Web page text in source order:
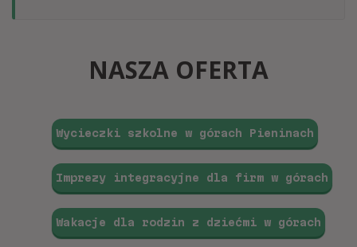
NASZA OFERTA
Wycieczki szkolne w górach Pieninach
Imprezy integracyjne dla firm w górach
Wakacje dla rodzin z dziećmi w górach